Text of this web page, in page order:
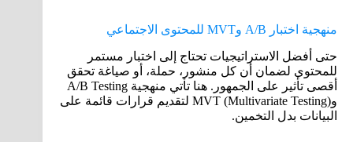
منهجية اختبار A/B وMVT للمحتوى الاجتماعي
حتى أفضل الاستراتيجيات تحتاج إلى اختبار مستمر
للمحتوى لضمان أن كل منشور، حملة، أو صياغة تحقق
أقصى تأثير على الجمهور. هنا تأتي منهجية A/B Testing
وMVT (Multivariate Testing) لتقديم قرارات قائمة على
البيانات بدل التخمين.